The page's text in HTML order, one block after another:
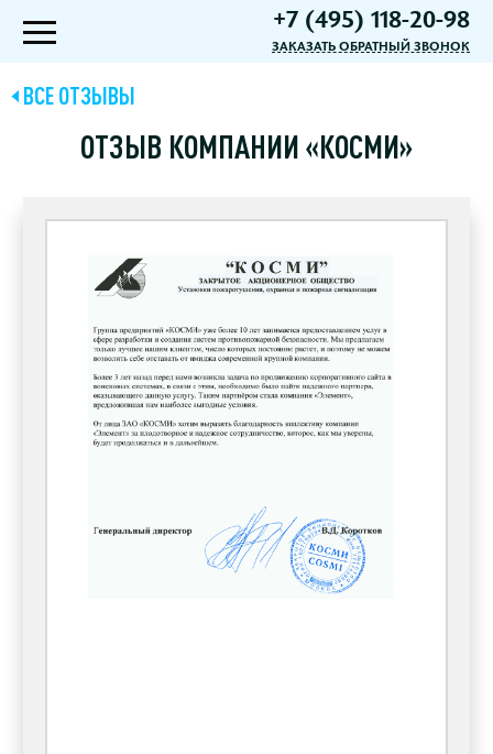
+7 (495) 118-20-98
ЗАКАЗАТЬ ОБРАТНЫЙ ЗВОНОК
ВСЕ ОТЗЫВЫ
ОТЗЫВ КОМПАНИИ «КОСМИ»